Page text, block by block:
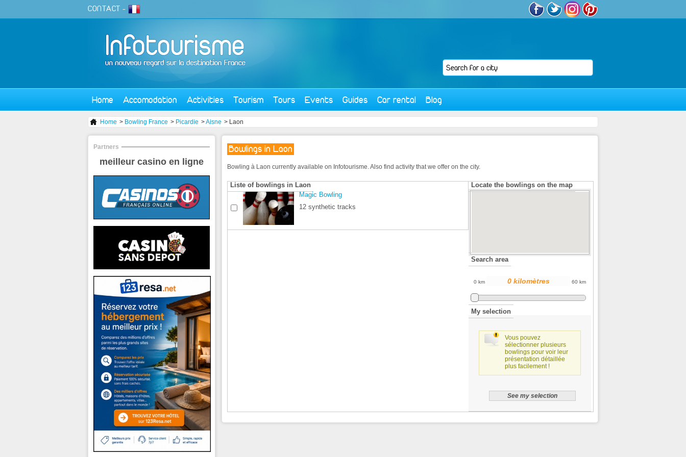
CONTACT -
Home Accomodation Activities Tourism Tours Events Guides Car rental Blog
Home > Bowling France > Picardie >Aisne > Laon
Bowlings in Laon
Bowling à Laon currently available on Infotourisme. Also find activity that we offer on the city.
Liste of bowlings in Laon
Magic Bowling
12 synthetic tracks
Locate the bowlings on the map
Search area
0 km 60 km
My selection
Vous pouvez
sélectionner plusieurs
bowlings pour voir leur
présentation détaillée
plus facilement !
Partners
meilleur casino en ligne